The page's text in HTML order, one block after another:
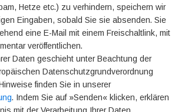
Hetze etc.) zu verhindern, speichern wir
Eingaben, sobald Sie sie absenden. Sie
eine E-Mail mit einem Freischaltlink, mit
veröffentlichen.
Daten geschieht unter Beachtung der
Datenschutzgrundverordnung
finden Sie in unserer
. Indem Sie auf »Senden« klicken, erklären